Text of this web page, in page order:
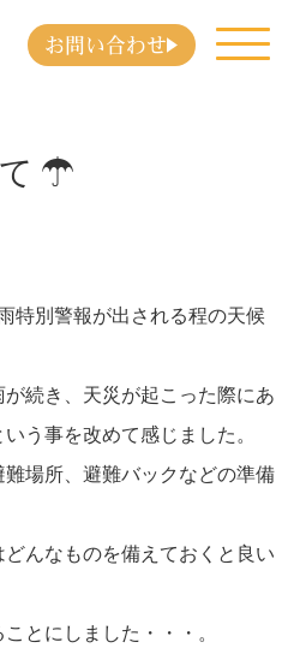
お問い合わせ
☂
特別警報が出される程の天候
続き、天災が起こった際にあ
う事を改めて感じました。
場所、避難バックなどの準備
んなものを備えておくと良い
とにしました・・・。